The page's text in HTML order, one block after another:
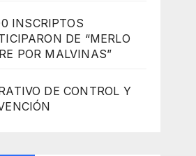
INSCRIPTOS
DE “MERLO
POR MALVINAS”
DE CONTROL Y